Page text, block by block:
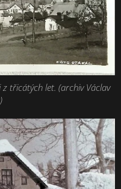
třicátých let. (archiv Václav